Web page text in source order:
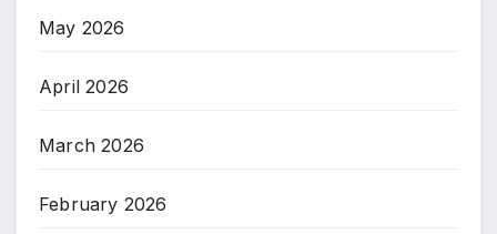
May 2026
April 2026
March 2026
February 2026